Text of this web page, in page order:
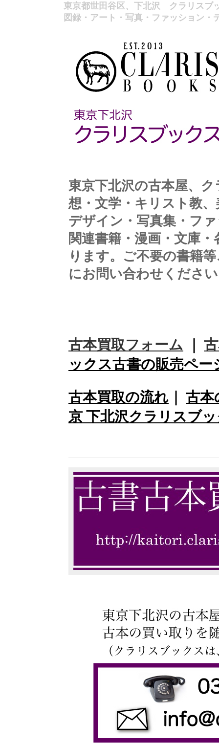
東京都世田谷区、下北沢 クラリス
図録・アート・写真・ファッション・
東京下北沢の古本屋、
想・文学・キリスト教
デザイン・写真集・フ
関連書籍・漫画・文庫
ります。ご不要の書籍
にお問い合わせくださ
古本買取フォーム
ックス古書の販売ペ
古本買取の流れ
古本
京 下北沢クラリスブ